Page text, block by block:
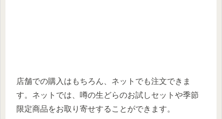
店舗での購入はもちろん、ネットでも注文できま
す。ネットでは、噂の生どらのお試しセットや季節
限定商品をお取り寄せすることができます。